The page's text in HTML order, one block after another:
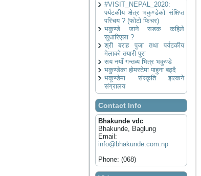
#VISIT_NEPAL_2020:
पर्यटकीय क्षेत्र भकुण्डेको संक्षिप्त
परिचय ? (फोटो फिचर)
भकुण्डे जाने सडक कहिले
सुधारिएला ?
श्री बराह पुजा तथा पर्यटकीय
मेलाको तयारी पुरा
सय नयाँ गन्तव्य भित्र भकुण्डे
भकुण्डेका होमस्टेमा पाहुना बढ्दै
भकूण्डेमा संस्कृति झल्कने
संग्रालय
Contact Info
Bhakunde vdc
Bhakunde, Baglung
Email:
info@bhakunde.com.np
Phone: (068)